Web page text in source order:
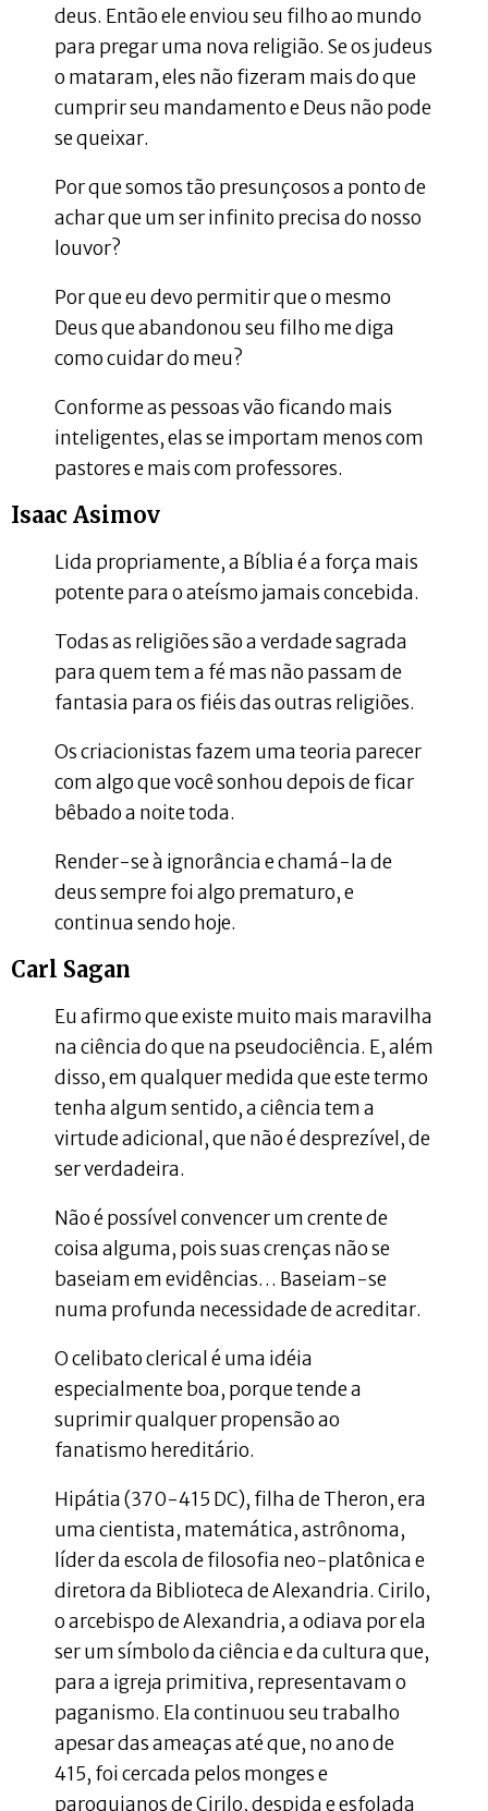
deus. Então ele enviou seu filho ao mundo
para pregar uma nova religião. Se os judeus
o mataram, eles não fizeram mais do que
cumprir seu mandamento e Deus não pode
se queixar.
Por que somos tão presunçosos a ponto de
achar que um ser infinito precisa do nosso
louvor?
Por que eu devo permitir que o mesmo
Deus que abandonou seu filho me diga
como cuidar do meu?
Conforme as pessoas vão ficando mais
inteligentes, elas se importam menos com
pastores e mais com professores.
Isaac Asimov
Lida propriamente, a Bíblia é a força mais
potente para o ateísmo jamais concebida.
Todas as religiões são a verdade sagrada
para quem tem a fé mas não passam de
fantasia para os fiéis das outras religiões.
Os criacionistas fazem uma teoria parecer
com algo que você sonhou depois de ficar
bêbado a noite toda.
Render-se à ignorância e chamá-la de
deus sempre foi algo prematuro, e
continua sendo hoje.
Carl Sagan
Eu afirmo que existe muito mais maravilha
na ciência do que na pseudociência. E, além
disso, em qualquer medida que este termo
tenha algum sentido, a ciência tem a
virtude adicional, que não é desprezível, de
ser verdadeira.
Não é possível convencer um crente de
coisa alguma, pois suas crenças não se
baseiam em evidências… Baseiam-se
numa profunda necessidade de acreditar.
O celibato clerical é uma idéia
especialmente boa, porque tende a
suprimir qualquer propensão ao
fanatismo hereditário.
Hipátia (370-415 DC), filha de Theron, era
uma cientista, matemática, astrônoma,
líder da escola de filosofia neo-platônica e
diretora da Biblioteca de Alexandria. Cirilo,
o arcebispo de Alexandria, a odiava por ela
ser um símbolo da ciência e da cultura que,
para a igreja primitiva, representavam o
paganismo. Ela continuou seu trabalho
apesar das ameaças até que, no ano de
415, foi cercada pelos monges e
paroquianos de Cirilo, despida e esfolada